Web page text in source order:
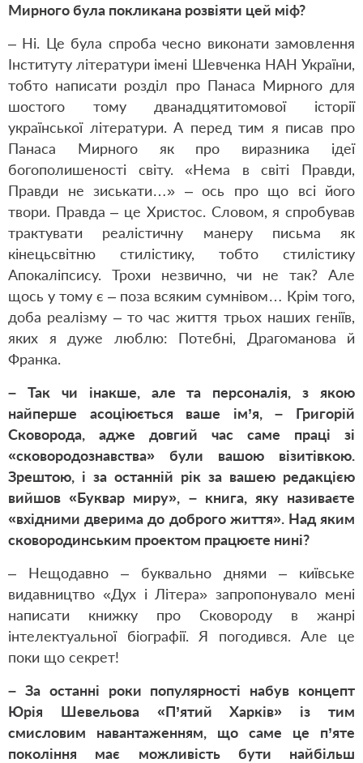
Мирного була покликана розвіяти цей міф?
– Ні. Це була спроба чесно виконати замовлення
Інституту літератури імені Шевченка НАН України,
тобто написати розділ про Панаса Мирного для
шостого тому дванадцятитомової історії
української літератури. А перед тим я писав про
Панаса Мирного як про виразника ідеї
богополишеності світу. «Нема в світі Правди,
Правди не зиськати…» – ось про що всі його
твори. Правда – це Христос. Словом, я спробував
трактувати реалістичну манеру письма як
кінецьсвітню стилістику, тобто стилістику
Апокаліпсису. Трохи незвично, чи не так? Але
щось у тому є – поза всяким сумнівом… Крім того,
доба реалізму – то час життя трьох наших геніїв,
яких я дуже люблю: Потебні, Драгоманова й
Франка.
– Так чи інакше, але та персоналія, з якою
найперше асоціюється ваше ім’я, – Григорій
Сковорода, адже довгий час саме праці зі
«сковородознавства» були вашою візитівкою.
Зрештою, і за останній рік за вашею редакцією
вийшов «Буквар миру», – книга, яку називаєте
«вхідними дверима до доброго життя». Над яким
сковородинським проектом працюєте нині?
– Нещодавно – буквально днями – київське
видавництво «Дух і Літера» запропонувало мені
написати книжку про Сковороду в жанрі
інтелектуальної біографії. Я погодився. Але це
поки що секрет!
– За останні роки популярності набув концепт
Юрія Шевельова «П’ятий Харків» із тим
смисловим навантаженням, що саме це п’яте
покоління має можливість бути найбільш